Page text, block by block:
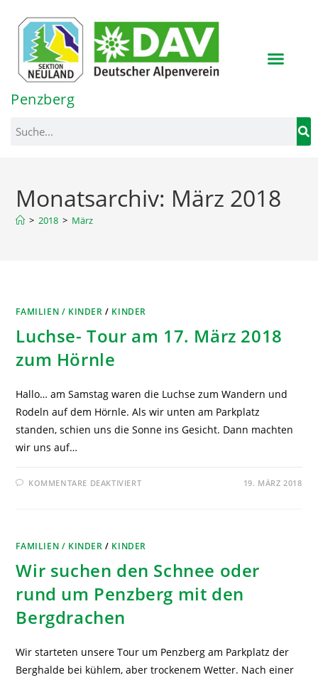
springen
Penzberg
Monatsarchiv: März 2018
> 2018 > März
FAMILIEN / KINDER / KINDER
Luchse- Tour am 17. März 2018
zum Hörnle
Hallo… am Samstag waren die Luchse zum Wandern und
Rodeln auf dem Hörnle. Als wir unten am Parkplatz
standen, schien uns die Sonne ins Gesicht. Dann machten
wir uns auf…
KOMMENTARE DEAKTIVIERT 19. MÄRZ 2018
FAMILIEN / KINDER / KINDER
Wir suchen den Schnee oder
rund um Penzberg mit den
Bergdrachen
Wir starteten unsere Tour um Penzberg am Parkplatz der
Berghalde bei kühlem, aber trockenem Wetter. Nach einer